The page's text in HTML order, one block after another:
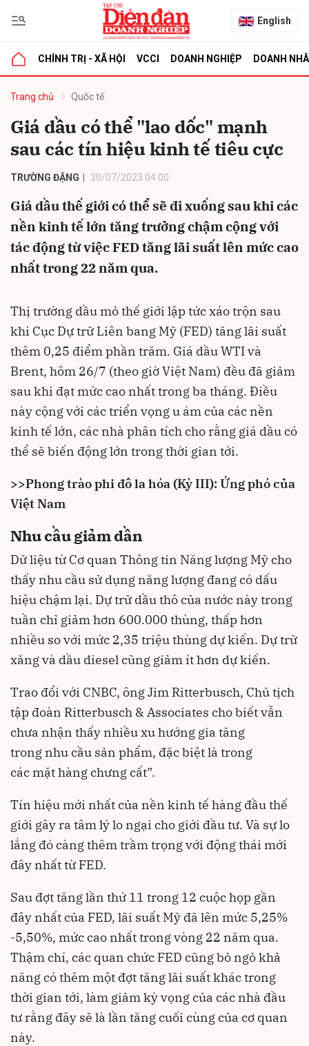
English
CHÍNH TRỊ - XÃ HỘI VCCI DOANH NGHIỆP DOANH
Trang chủ Quốc tế
Giá dầu có thể "lao dốc" mạnh
sau các tín hiệu kinh tế tiêu cực
TRƯỜNG ĐẶNG 30/07/2023 04:00
Giá dầu thế giới có thể sẽ đi xuống sau khi các
nền kinh tế lớn tăng trưởng chậm cộng với
tác động từ việc FED tăng lãi suất lên mức cao
nhất trong 22 năm qua.
Thị trường dầu mỏthế giới lập tức xáo trộn sau
khi Cục Dự trữ Liên bang Mỹ (FED) tăng lãi suất
thêm 0,25 điểm phần trăm. Giá dầu WTI và
Brent, hôm 26/7 (theo giờ Việt Nam) đều đã giảm
sau khi đạt mức cao nhất trong ba tháng. Điều
này cộng với các triển vọng u ám của các nền
kinh tế lớn, các nhà phân tích cho rằng giá dầu có
thể sẽ biến động lớn trong thời gian tới.
>>Phong trào phi đô la hóa (Kỳ III): Ứng phó của
Việt Nam
Nhu cầu giảm dần
Dữ liệu từ Cơ quan Thông tin Năng lượng Mỹ cho
thấy nhu cầu sử dụng năng lượng đang có dấu
hiệu chậm lại. Dự trữ dầu thô của nước này trong
tuần chỉ giảm hơn 600.000 thùng, thấp hơn
nhiều so với mức 2,35 triệu thùng dự kiến. Dự trữ
xăng và dầu diesel cũng giảm ít hơn dự kiến.
Trao đổi với CNBC, ông Jim Ritterbusch, Chủ tịch
tập đoàn Ritterbusch & Associates cho biết vẫn
chưa nhận thấy nhiều xu hướng gia tăng
trong nhu cầu sản phẩm, đặc biệt là trong
các mặt hàng chưng cất”.
Tín hiệu mới nhất của nền kinh tế hàng đầu thế
giới gây ra tâm lý lo ngại cho giới đầu tư. Và sự lo
lắng đó càng thêm trầm trọng với động thái mới
đây nhất từ FED.
Sau đợt tăng lần thứ 11 trong 12 cuộc họp gần
đây nhất của FED, lãi suất Mỹ đã lên mức 5,25%
-5,50%, mức cao nhất trong vòng 22 năm qua.
Thậm chí, các quan chức FED cũng bỏ ngỏ khả
năng có thêm một đợt tăng lãi suất khác trong
thời gian tới, làm giảm kỳ vọng của các nhà đầu
tư rằng đây sẽ là lần tăng cuối cùng của cơ quan
này.
luận
Hủy